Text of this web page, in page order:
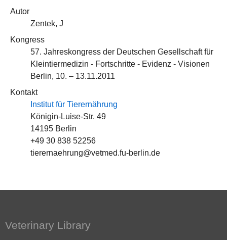
Autor
Zentek, J
Kongress
57. Jahreskongress der Deutschen Gesellschaft für
Kleintiermedizin - Fortschritte - Evidenz - Visionen
Berlin, 10. – 13.11.2011
Kontakt
Institut für Tierernährung
Königin-Luise-Str. 49
14195 Berlin
+49 30 838 52256
tierernaehrung@vetmed.fu-berlin.de
Veterinary Library